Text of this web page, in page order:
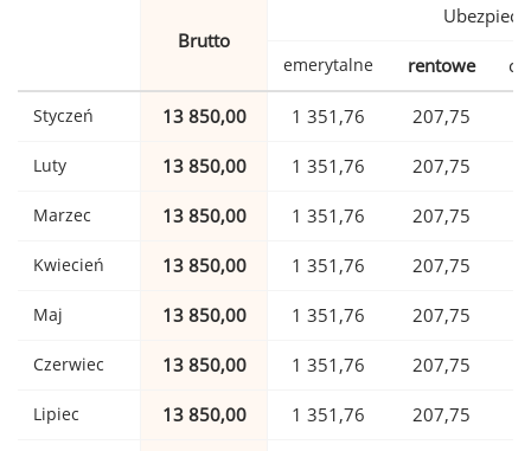
Brutto
emerytalne rentowe
Styczeń 13 850,00 1 351,76 207,75
Luty 13 850,00 1 351,76 207,75
Marzec 13 850,00 1 351,76 207,75
Kwiecień 13 850,00 1 351,76 207,75
Maj 13 850,00 1 351,76 207,75
Czerwiec 13 850,00 1 351,76 207,75
Lipiec 13 850,00 1 351,76 207,75